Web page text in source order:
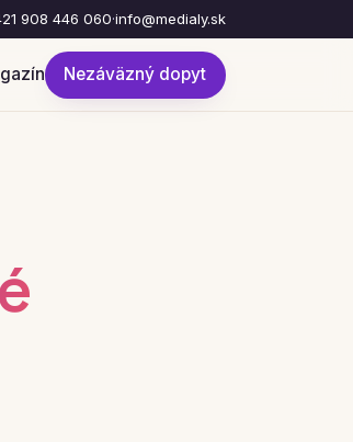
908 446 060·info@medialy.sk
Nezáväzný dopyt